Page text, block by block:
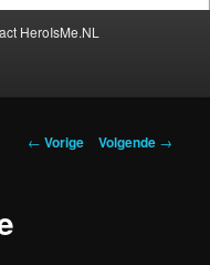
HeroIsMe.NL
Berichtnavigatie
← Vorige Volgende →